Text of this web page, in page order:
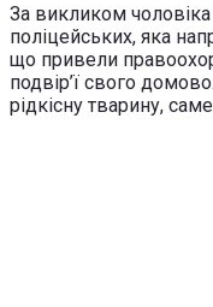
За викликом чоловіка
поліцейських, яка
що привели
подвір’ї свого
рідкісну тварину,